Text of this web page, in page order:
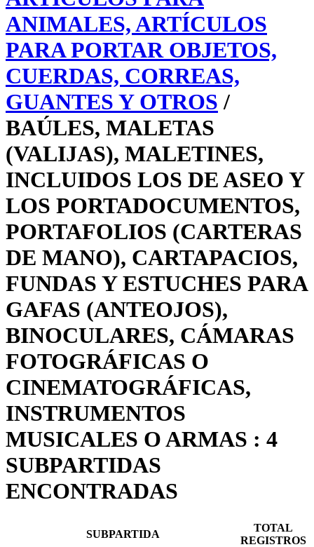
ANIMALES, ARTÍCULOS
PARA PORTAR OBJETOS,
CUERDAS, CORREAS,
GUANTES Y OTROS /
BAÚLES, MALETAS
(VALIJAS), MALETINES,
INCLUIDOS LOS DE ASEO Y
LOS PORTADOCU­MENTOS,
PORTAFOLIOS (CARTERAS
DE MANO), CARTAPACIOS,
FUNDAS Y ESTUCHES PARA
GAFAS (ANTEOJOS),
BINOCULARES, CÁMARAS
FOTOGRÁFICAS O
CINEMATOGRÁFICAS,
INSTRUMENTOS
MUSICALES O ARMAS : 4
SUBPARTIDAS
ENCONTRADAS
SUBPARTIDA
TOTAL
REGISTROS